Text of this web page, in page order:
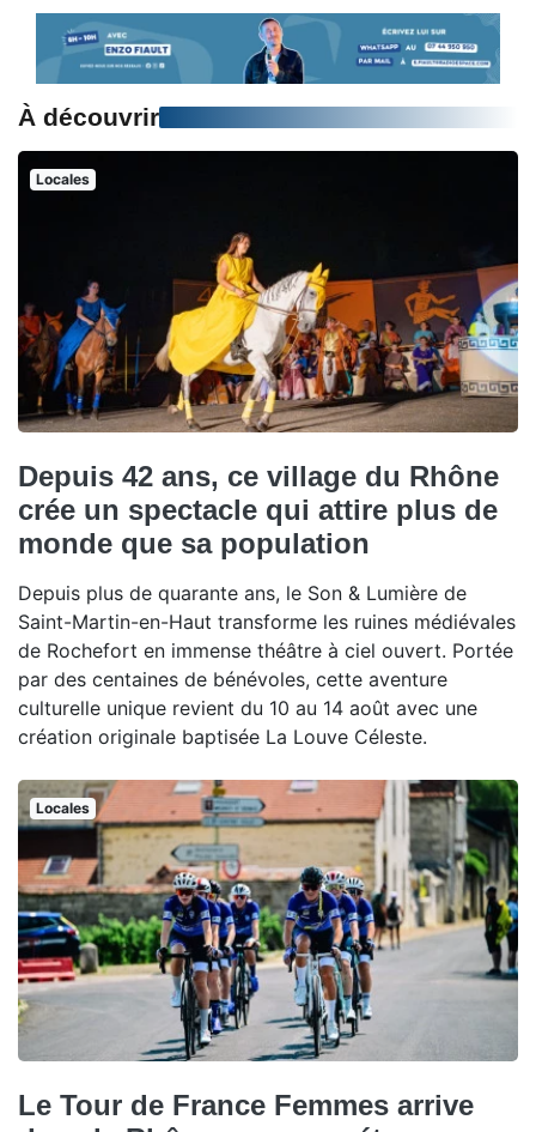
À découvrir
Locales
Depuis 42 ans, ce village du Rhône
crée un spectacle qui attire plus de
monde que sa population
Depuis plus de quarante ans, le Son & Lumière de
Saint-Martin-en-Haut transforme les ruines médiévales
de Rochefort en immense théâtre à ciel ouvert. Portée
par des centaines de bénévoles, cette aventure
culturelle unique revient du 10 au 14 août avec une
création originale baptisée La Louve Céleste.
Locales
Le Tour de France Femmes arrive